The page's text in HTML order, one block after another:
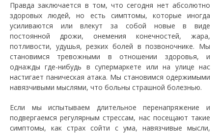
Правда заключается в том, что сегодня нет абсолютно
здоровых людей, но есть симптомы, которые иногда
усиливаются или влекут за собой новые в виде
постоянной дрожи, онемения конечностей, жара,
потливости, удушья, резких болей в позвоночнике. Мы
становимся тревожными в отношении здоровья, и
однажды где-нибудь в супермаркете или на улице нас
настигает паническая атака. Мы становимся одержимыми
навязчивыми мыслями, что больны страшной болезнью.
Если мы испытываем длительное перенапряжение и
подвергаемся регулярным стрессам, нас посещают такие
симптомы, как страх сойти с ума, навязчивые мысли,